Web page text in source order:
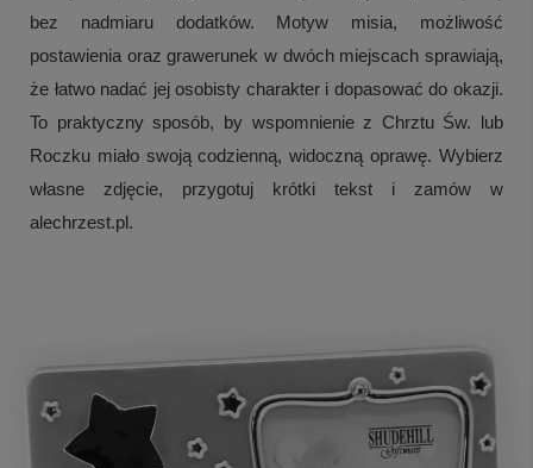
bez nadmiaru dodatków. Motyw misia, możliwość
postawienia oraz grawerunek w dwóch miejscach sprawiają,
że łatwo nadać jej osobisty charakter i dopasować do okazji.
To praktyczny sposób, by wspomnienie z Chrztu Św. lub
Roczku miało swoją codzienną, widoczną oprawę. Wybierz
własne zdjęcie, przygotuj krótki tekst i zamów w
alechrzest.pl.